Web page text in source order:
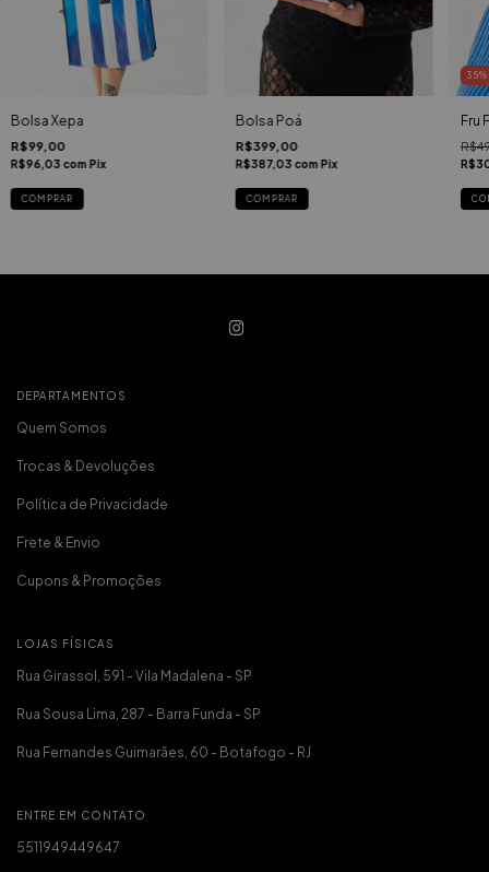
Bolsa Xepa
R$99,00
R$96,03 com Pix
COMPRAR
Bolsa Poá
R$399,00
R$387,03 com Pix
35
Fru
DEPARTAMENTOS
Quem Somos
Trocas & Devoluções
Política de Privacidade
Frete & Envio
Cupons & Promoções
LOJAS FÍSICAS
Rua Girassol, 591 - Vila Madalena - SP
Rua Sousa Lima, 287 - Barra Funda - SP
Rua Fernandes Guimarães, 60 - Botafogo - RJ
ENTRE EM CONTATO
5511949449647